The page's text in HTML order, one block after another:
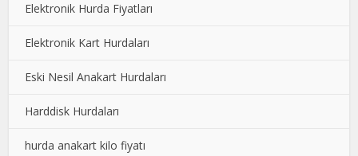
Elektronik Hurda Fiyatları
Elektronik Kart Hurdaları
Eski Nesil Anakart Hurdaları
Harddisk Hurdaları
hurda anakart kilo fiyatı